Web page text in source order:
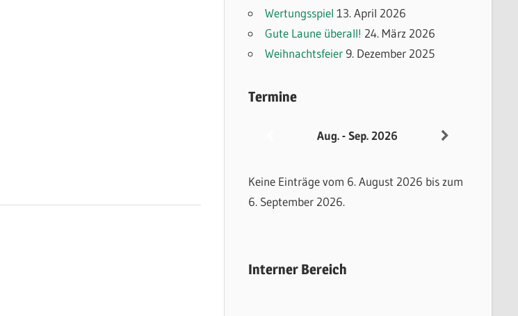
Wertungsspiel 13. April 2026
Gute Laune überall! 24. März 2026
Weihnachtsfeier 9. Dezember 2025
Termine
Aug. - Sep. 2026
Keine Einträge vom 6. August 2026 bis zum
6. September 2026.
Interner Bereich